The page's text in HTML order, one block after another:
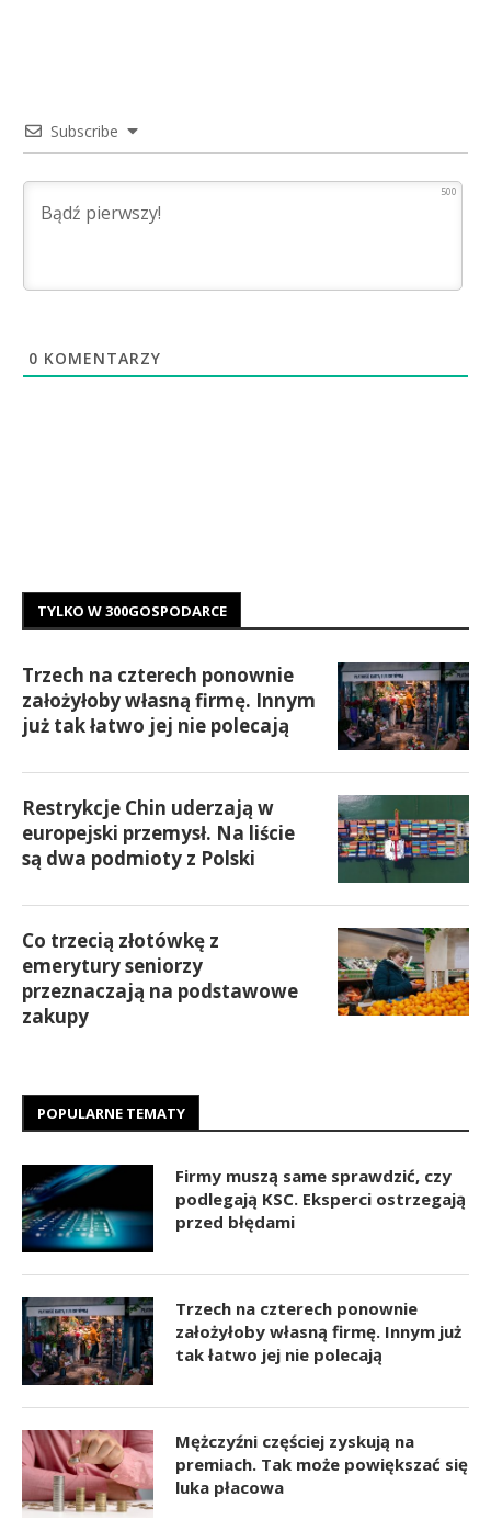
Subscribe
500
0 KOMENTARZY
TYLKO W 300GOSPODARCE
Trzech na czterech ponownie
założyłoby własną firmę. Innym
już tak łatwo jej nie polecają
Restrykcje Chin uderzają w
europejski przemysł. Na liście
są dwa podmioty z Polski
Co trzecią złotówkę z
emerytury seniorzy
przeznaczają na podstawowe
zakupy
POPULARNE TEMATY
Firmy muszą same sprawdzić, czy
podlegają KSC. Eksperci ostrzegają
przed błędami
Trzech na czterech ponownie
założyłoby własną firmę. Innym już
tak łatwo jej nie polecają
Mężczyźni częściej zyskują na
premiach. Tak może powiększać się
luka płacowa